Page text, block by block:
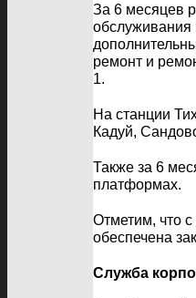
За 6 месяцев
обслуживания
ремонт и
1.
На станции
Кадуй,
Также за 6
платформах.
Отметим, что
обеспечена
Служба